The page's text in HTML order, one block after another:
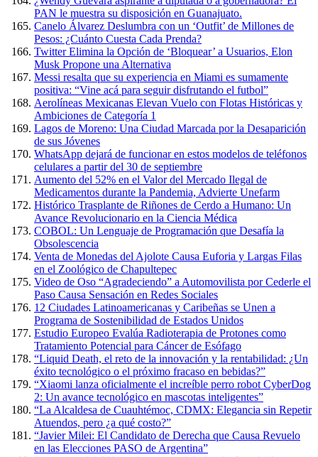
PAN le muestra su disposición en Guanajuato.
Canelo Álvarez Deslumbra con un ‘Outfit’ de Millones de
Pesos: ¿Cuánto Cuesta Cada Prenda?
Twitter Elimina la Opción de ‘Bloquear’ a Usuarios, Elon
Musk Propone una Alternativa
Messi resalta que su experiencia en Miami es sumamente
positiva: “Vine acá para seguir disfrutando el futbol”
Aerolíneas Mexicanas Elevan Vuelo con Flotas Históricas y
Ambiciones de Categoría 1
Lagos de Moreno: Una Ciudad Marcada por la Desaparición
de sus Jóvenes
WhatsApp dejará de funcionar en estos modelos de teléfonos
celulares a partir del 30 de septiembre
Aumento del 52% en el Valor del Mercado Ilegal de
Medicamentos durante la Pandemia, Advierte Unefarm
Histórico Trasplante de Riñones de Cerdo a Humano: Un
Avance Revolucionario en la Ciencia Médica
COBOL: Un Lenguaje de Programación que Desafía la
Obsolescencia
Venta de Monedas del Ajolote Causa Euforia y Largas Filas
en el Zoológico de Chapultepec
Video de Oso “Agradeciendo” a Automovilista por Cederle el
Paso Causa Sensación en Redes Sociales
12 Ciudades Latinoamericanas y Caribeñas se Unen a
Programa de Sostenibilidad de Estados Unidos
Estudio Europeo Evalúa Radioterapia de Protones como
Tratamiento Potencial para Cáncer de Esófago
“Liquid Death, el reto de la innovación y la rentabilidad: ¿Un
éxito tecnológico o el próximo fracaso en bebidas?”
“Xiaomi lanza oficialmente el increíble perro robot CyberDog
2: Un avance tecnológico en mascotas inteligentes”
“La Alcaldesa de Cuauhtémoc, CDMX: Elegancia sin Repetir
Atuendos, pero ¿a qué costo?”
“Javier Milei: El Candidato de Derecha que Causa Revuelo
en las Elecciones PASO de Argentina”